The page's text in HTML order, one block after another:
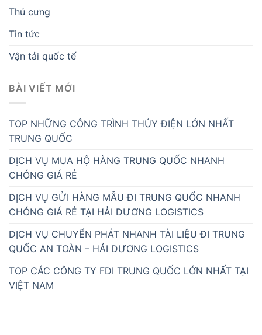
Thú cưng
Tin tức
Vận tải quốc tế
BÀI VIẾT MỚI
TOP NHỮNG CÔNG TRÌNH THỦY ĐIỆN LỚN NHẤT
TRUNG QUỐC
DỊCH VỤ MUA HỘ HÀNG TRUNG QUỐC NHANH
CHÓNG GIÁ RẺ
DỊCH VỤ GỬI HÀNG MẪU ĐI TRUNG QUỐC NHANH
CHÓNG GIÁ RẺ TẠI HẢI DƯƠNG LOGISTICS
DỊCH VỤ CHUYỂN PHÁT NHANH TÀI LIỆU ĐI TRUNG
QUỐC AN TOÀN – HẢI DƯƠNG LOGISTICS
TOP CÁC CÔNG TY FDI TRUNG QUỐC LỚN NHẤT TẠI
VIỆT NAM